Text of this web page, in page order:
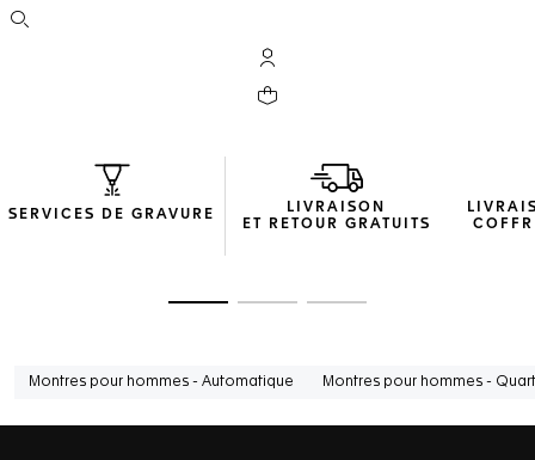
Ouvrir la barre de recherche
Compte My TAG Heuer
Votre panier contient 0 produit(s)
SERVICES DE GRAVURE
LIVRAISON
ET RETOUR GRATUITS
Montres pour hommes - Automatique Montres pour hommes -